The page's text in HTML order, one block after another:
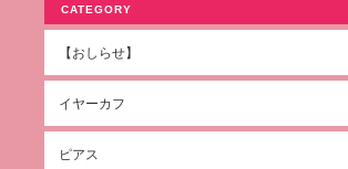
CATEGORY
【おしらせ】
イヤーカフ
ピアス